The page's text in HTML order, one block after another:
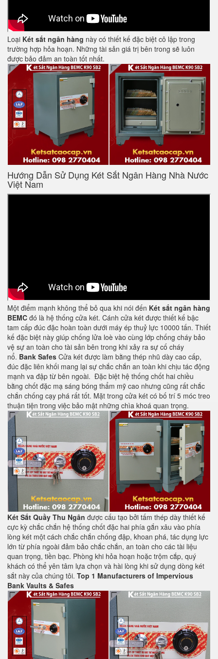
Loại Két sắt ngân hàng này có thiết kế đặc biệt cô lập trong
trường hợp hỏa hoạn. Những tài sản giá trị bên trong sẽ luôn
được bảo đảm an toàn tốt nhất.
Hướng Dẫn Sử Dụng Két Sắt Ngân Hàng Nhà Nước
Việt Nam
Một điểm mạnh không thể bỏ qua khi nói đến Két sắt ngân hàng
BEMC đó là hệ thống cửa két. Cánh cửa két được thiết kế bậc
tam cấp đúc đặc hoàn toàn dưới máy ép thuỷ lực 10000 tấn. Thiết
kế đặc biệt này giúp chống lửa loè vào cùng lớp chống cháy bảo
vệ sự an toàn cho tài sản bên trong khi xảy ra sự cố cháy
nổ. Bank Safes Cửa két được làm bằng thép nhũ dày cao cấp,
đúc đặc liên khối mang lại sự chắc chắn an toàn khi chịu tác động
mạnh va đập từ bên ngoài. Đặc biệt hệ thống chốt hai chiều
bằng chốt đặc mạ sáng bóng thẩm mỹ cao nhưng cũng rất chắc
chắn chống cạy phá rất tốt. Mặt trong cửa két có bố trí 5 móc treo
thuận tiện trong việc bảo mật những chìa khoá quan trọng.
Két Sắt Quầy Thu Ngân được cấu tạo bởi tấm thép dày thiết kế
cực kỳ chắc chắn hệ thống chốt đặc hai phía gắn xâu vào phía
lòng két một cách chắc chắn chống đập, khoan phá, tác dụng lực
lớn từ phía ngoài đảm bảo chắc chắn, an toàn cho các tài liệu
quan trọng, tiền bạc. Phòng khi hỏa hoạn hoặc trộm cắp, quý
khách có thể yên tâm lựa chọn và hài lòng khi sử dụng dòng két
sắt này của chúng tôi. Top 1 Manufacturers of Impervious
Bank Vaults & Safes